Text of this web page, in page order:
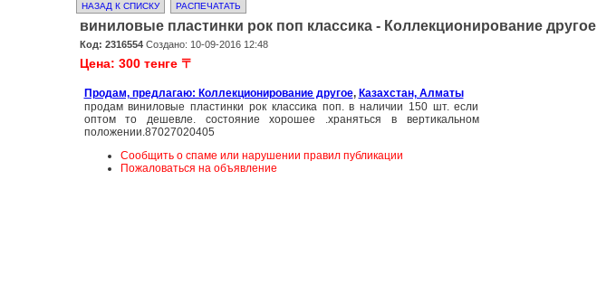
НАЗАД К СПИСКУ РАСПЕЧАТАТЬ
виниловые пластинки рок поп классика - Коллекционирование другое
Код: 2316554Создано: 10-09-2016 12:48
Цена: 300 тенге 〒
Продам, предлагаю: Коллекционирование другое, Казахстан, Алматы
продам виниловые пластинки рок классика поп. в наличии 150 шт. если
оптом то дешевле. состояние хорошее .храняться в вертикальном
положении.87027020405
Сообщить о спаме или нарушении правил публикации
Пожаловаться на объявление